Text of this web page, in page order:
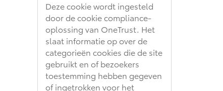
Deze cookie wordt ingesteld
door de cookie compliance-
oplossing van OneTrust. Het
slaat informatie op over de
categorieën cookies die de site
gebruikt en of bezoekers
toestemming hebben gegeven
of ingetrokken voor het